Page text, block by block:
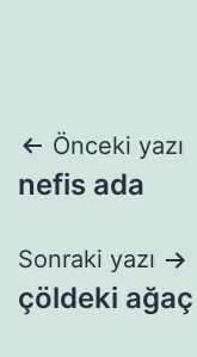
Yazı
gezinmesi
Önceki yazı
nefis ada
Sonraki yazı
çöldeki ağaç